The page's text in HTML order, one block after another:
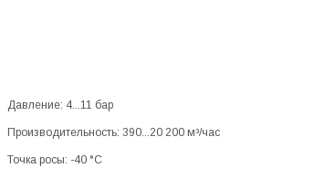
Давление: 4...11 бар
Производительность: 390...20 200 м³/час
Точка росы: -40 °C